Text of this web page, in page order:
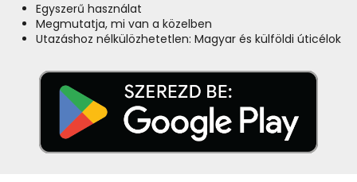
Egyszerű használat
Megmutatja, mi van a közelben
Utazáshoz nélkülözhetetlen: Magyar és külföldi úticélok